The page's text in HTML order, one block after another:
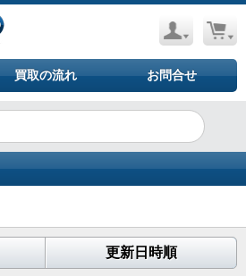
買取の流れ お問合せ
更新日時順